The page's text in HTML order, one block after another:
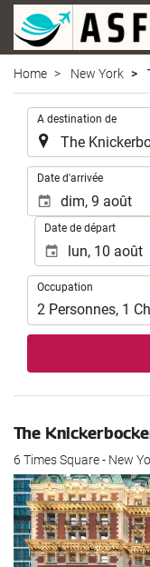
Home New York
A destination de
Date d'arrivée
Date de départ
Occupation
Occupation
2 Personnes, 1
The
6 Times Square - New